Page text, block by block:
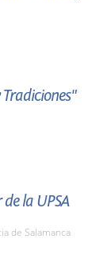
la UPSA
de Salamanca